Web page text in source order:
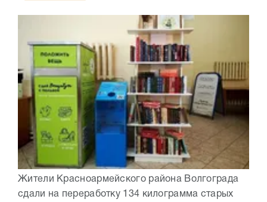
Жители Красноармейского района Волгограда
сдали на переработку 134 килограмма старых